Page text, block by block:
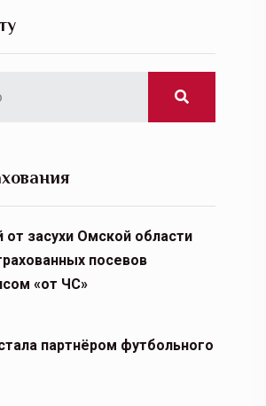
засухи Омской области
посевов
«от ЧС»
партнёром футбольного